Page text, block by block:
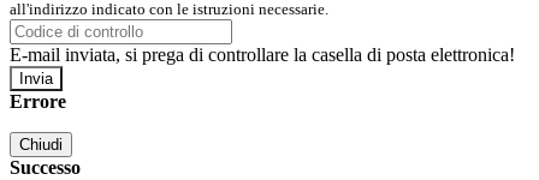
all'indirizzo indicato con le istruzioni necessarie.
E-mail inviata, si prega di controllare la casella di posta elettronica!
Errore
Chiudi
Successo